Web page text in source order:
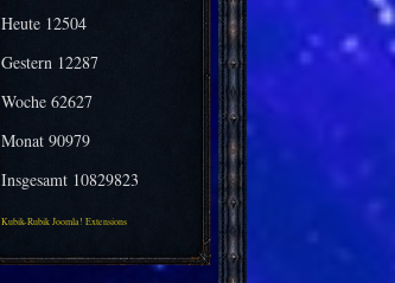
Heute 12504
Gestern 12287
Woche62627
Monat90979
Insgesamt 10829823
Kubik-Rubik Joomla! Extensions